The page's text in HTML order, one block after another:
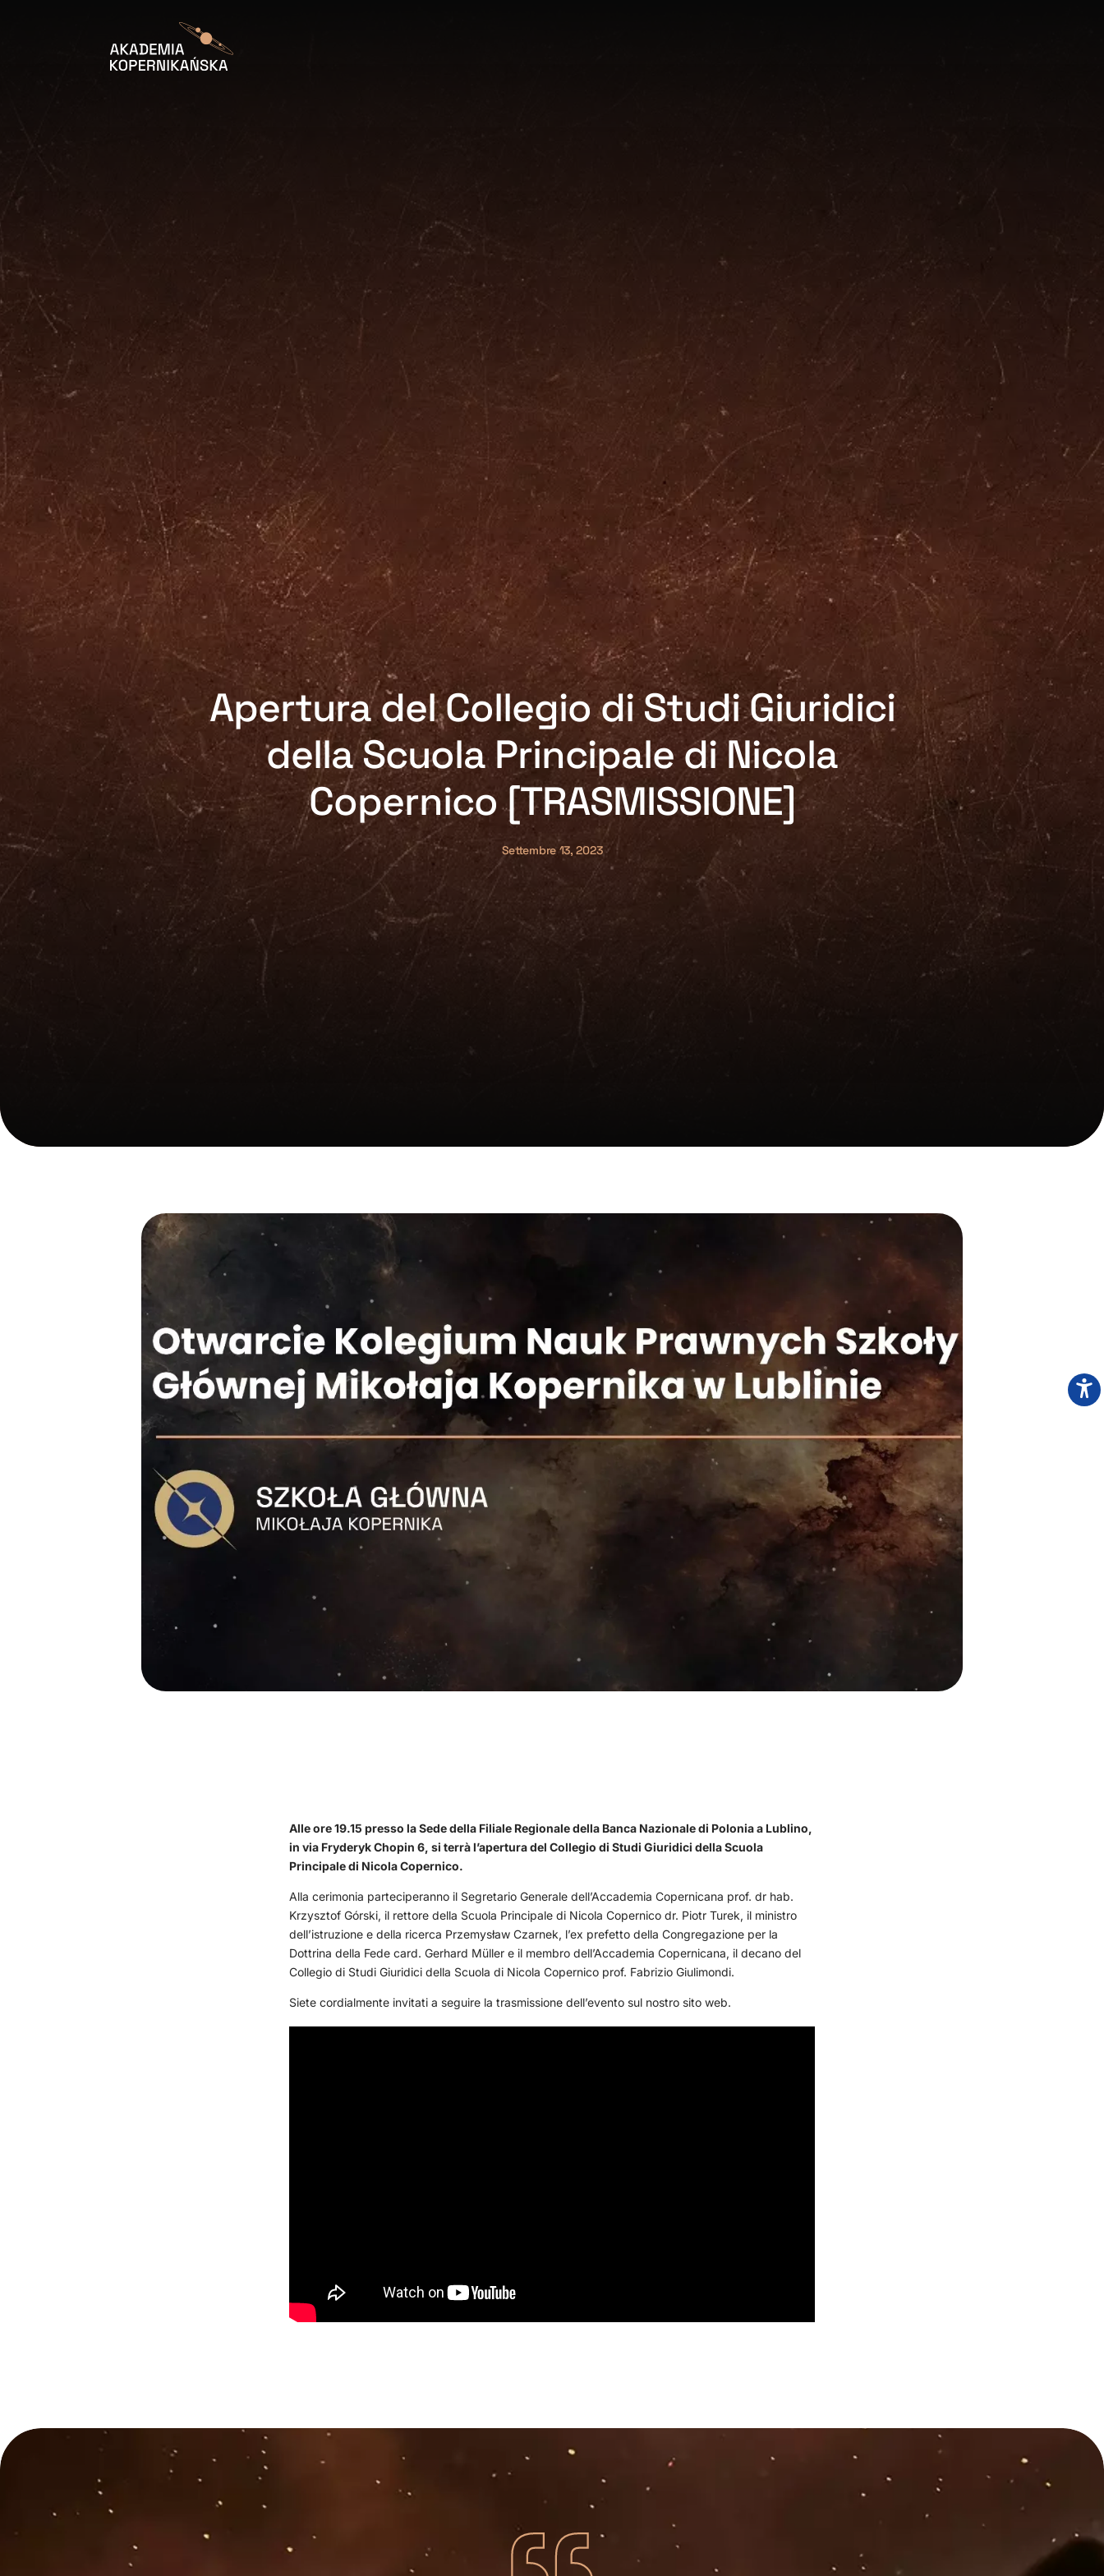
Apertura del Collegio di Studi Giuridici
della Scuola Principale di Nicola
Copernico [TRASMISSIONE]
Settembre 13, 2023
Alle ore 19.15 presso la Sede della Filiale Regionale della Banca Nazionale di Polonia a Lublino,
in via Fryderyk Chopin 6, si terrà l’apertura del Collegio di Studi Giuridici della Scuola
Principale di Nicola Copernico.
Alla cerimonia parteciperanno il Segretario Generale dell’Accademia Copernicana prof. dr hab.
Krzysztof Górski, il rettore della Scuola Principale di Nicola Copernico dr. Piotr Turek, il ministro
dell’istruzione e della ricerca Przemysław Czarnek, l’ex prefetto della Congregazione per la
Dottrina della Fede card. Gerhard Müller e il membro dell’Accademia Copernicana, il decano del
Collegio di Studi Giuridici della Scuola di Nicola Copernico prof. Fabrizio Giulimondi.
Siete cordialmente invitati a seguire la trasmissione dell’evento sul nostro sito web.